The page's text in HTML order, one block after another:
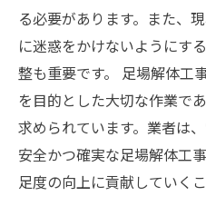
る必要があります。また、
に迷惑をかけないようにす
整も重要です。 足場解体工
を目的とした大切な作業で
求められています。業者は
安全かつ確実な足場解体工
足度の向上に貢献していく